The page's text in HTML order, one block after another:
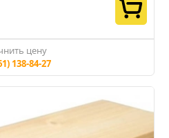
цену
138-84-27